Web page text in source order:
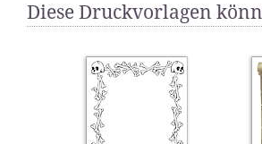
Diese Druckvorlagen